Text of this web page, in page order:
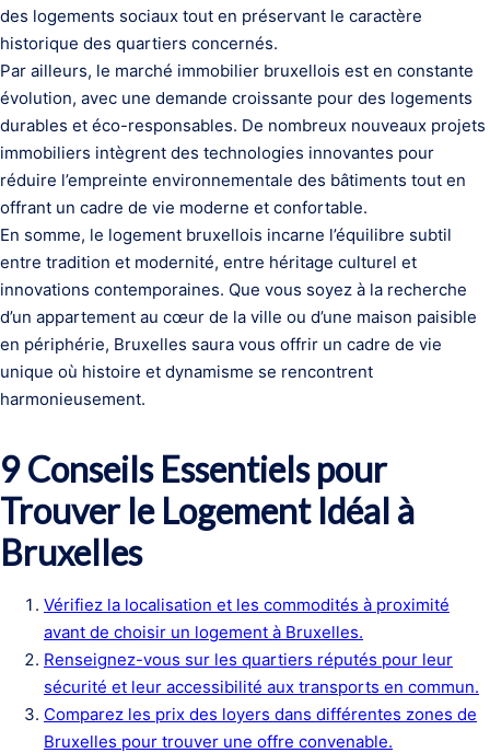
des logements sociaux tout en préservant le caractère
historique des quartiers concernés.
Par ailleurs, le marché immobilier bruxellois est en constante
évolution, avec une demande croissante pour des logements
durables et éco-responsables. De nombreux nouveaux projets
immobiliers intègrent des technologies innovantes pour
réduire l’empreinte environnementale des bâtiments tout en
offrant un cadre de vie moderne et confortable.
En somme, le logement bruxellois incarne l’équilibre subtil
entre tradition et modernité, entre héritage culturel et
innovations contemporaines. Que vous soyez à la recherche
d’un appartement au cœur de la ville ou d’une maison paisible
en périphérie, Bruxelles saura vous offrir un cadre de vie
unique où histoire et dynamisme se rencontrent
harmonieusement.
9 Conseils Essentiels pour
Trouver le Logement Idéal à
Bruxelles
Vérifiez la localisation et les commodités à proximité
avant de choisir un logement à Bruxelles.
Renseignez-vous sur les quartiers réputés pour leur
sécurité et leur accessibilité aux transports en commun.
Comparez les prix des loyers dans différentes zones de
Bruxelles pour trouver une offre convenable.